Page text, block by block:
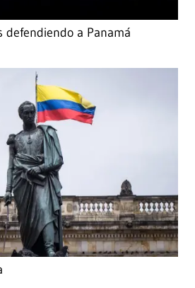
defendiendo a Panamá